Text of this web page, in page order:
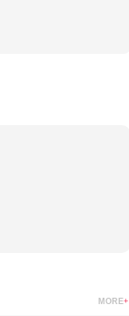
MORE+